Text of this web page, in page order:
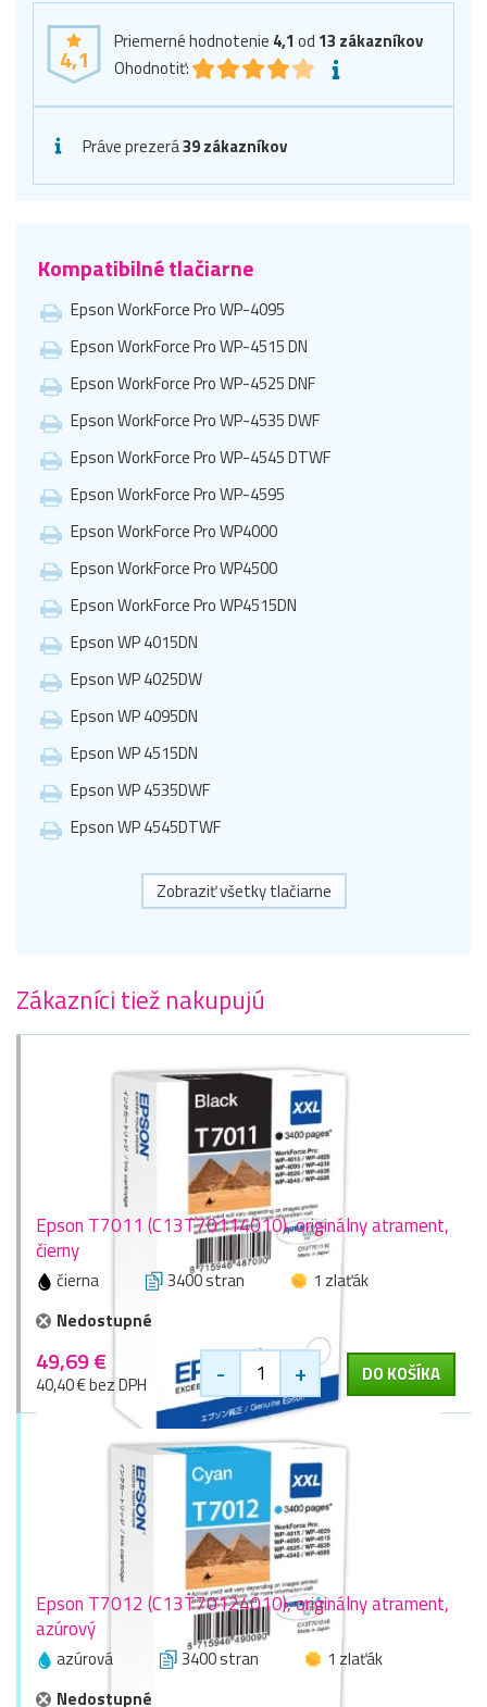
4,1
Priemerné hodnotenie 4,1 od 13 zákazníkov
Ohodnotiť:
Práve prezerá39 zákazníkov
Kompatibilné tlačiarne
Epson WorkForce Pro WP-4095
Epson WorkForce Pro WP-4515 DN
Epson WorkForce Pro WP-4525 DNF
Epson WorkForce Pro WP-4535 DWF
Epson WorkForce Pro WP-4545 DTWF
Epson WorkForce Pro WP-4595
Epson WorkForce Pro WP4000
Epson WorkForce Pro WP4500
Epson WorkForce Pro WP4515DN
Epson WP 4015DN
Epson WP 4025DW
Epson WP 4095DN
Epson WP 4515DN
Epson WP 4535DWF
Epson WP 4545DTWF
Zobraziť všetky tlačiarne
Zákazníci tiež nakupujú
Epson T7011 (C13T70114010), originálny atrament,
čierny
čierna 3400 stran
1 zlaťák
Nedostupné
49,69 €
40,40 € bez DPH - + DO KOŠÍKA
Epson T7012 (C13T70124010), originálny atrament,
azúrový
azúrová 3400 stran
1 zlaťák
Nedostupné